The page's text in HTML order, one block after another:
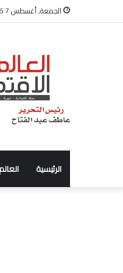
الجمعة, أغسطس 7 2026
الرئيسية